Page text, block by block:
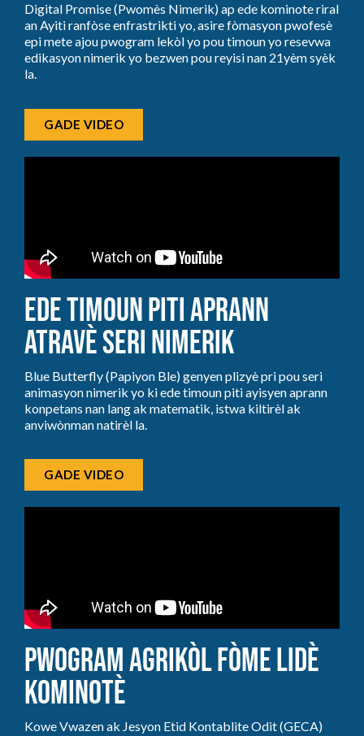
Digital Promise (Pwomès Nimerik) ap ede kominote riral
an Ayiti ranfòse enfrastrikti yo, asire fòmasyon pwofesè
epi mete ajou pwogram lekòl yo pou timoun yo resevwa
edikasyon nimerik yo bezwen pou reyisi nan 21yèm syèk
la.
GADE VIDEO
Ede Timoun Piti Aprann
Atravè Seri Nimerik
Blue Butterfly (Papiyon Ble) genyen plizyè pri pou seri
animasyon nimerik yo ki ede timoun piti ayisyen aprann
konpetans nan lang ak matematik, istwa kiltirèl ak
anviwònman natirèl la.
GADE VIDEO
Pwogram Agrikòl Fòme Lidè
Kominotè
Kowe Vwazen ak Jesyon Etid Kontablite Odit (GECA)